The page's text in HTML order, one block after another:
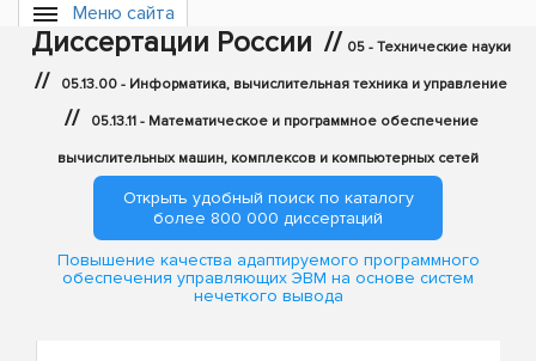
Меню сайта
Диссертации России // 05 - Технические науки
// 05.13.00 - Информатика, вычислительная техника и управление
// 05.13.11 - Математическое и программное обеспечение
вычислительных машин, комплексов и компьютерных сетей
Открыть удобный поиск по каталогу
более 800 000 диссертаций
Повышение качества адаптируемого программного
обеспечения управляющих ЭВМ на основе систем
нечеткого вывода